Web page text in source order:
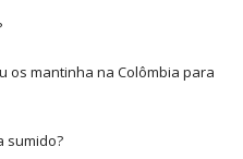
os mantinha na Colômbia para
sumido?